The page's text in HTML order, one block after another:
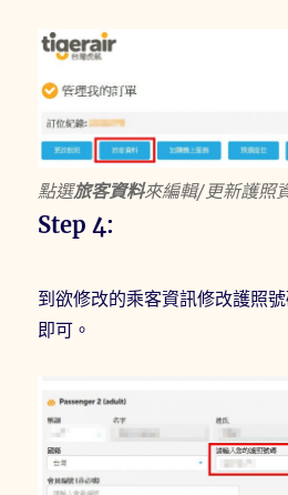
點選旅客資料來編輯/更新護照
Step 4:
到欲修改的乘客資訊修改護照
即可。